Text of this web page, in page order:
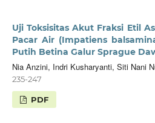
Uji Toksisitas Akut Fraksi Etil
Pacar Air (Impatiens
Putih Betina Galur Sprague
Nia Anzini, Indri Kusharyanti, Siti Nani
235-247
PDF